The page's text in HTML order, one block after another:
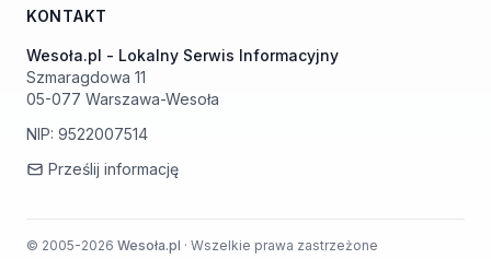
KONTAKT
Wesoła.pl - Lokalny Serwis Informacyjny
Szmaragdowa 11
05-077 Warszawa-Wesoła
NIP: 9522007514
Prześlij informację
© 2005-2026 Wesoła.pl · Wszelkie prawa zastrzeżone